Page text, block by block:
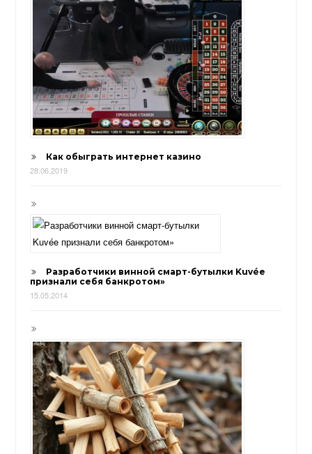
Как обыграть интернет казино
28.06.2019
Разработчики винной смарт-бутылки Kuvée
признали себя банкротом»
15.05.2014